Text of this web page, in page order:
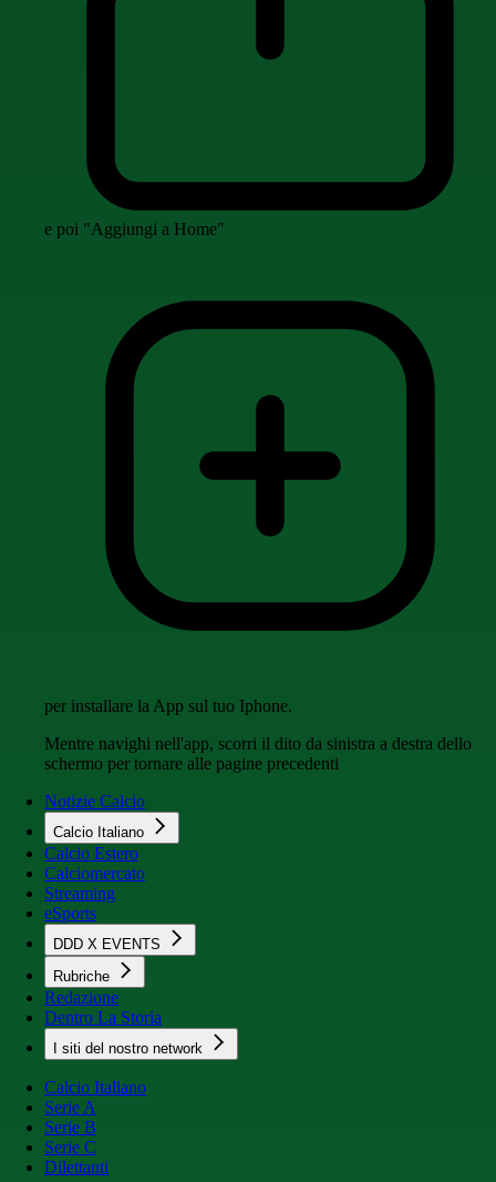
e poi "Aggiungi a Home"
per installare la App sul tuo Iphone.
Mentre navighi nell'app, scorri il dito da sinistra a destra dello
schermo per tornare alle pagine precedenti
Notizie Calcio
Calcio Italiano
Calcio Estero
Calciomercato
Streaming
eSports
DDD X EVENTS
Rubriche
Redazione
Dentro La Storia
I siti del nostro network
Calcio Italiano
Serie A
Serie B
Serie C
Dilettanti